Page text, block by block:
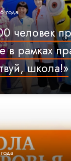
года
человек
в рамках
школа!»